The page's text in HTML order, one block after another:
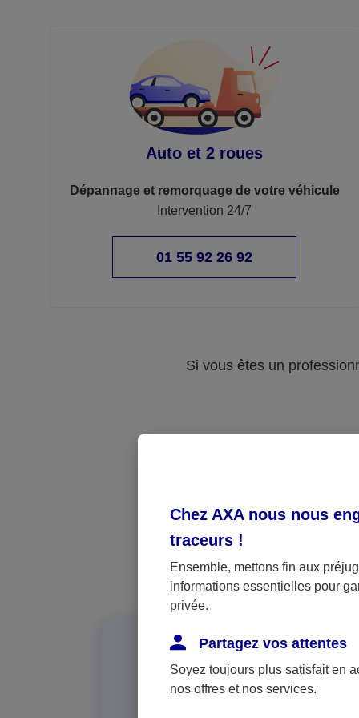
Auto et 2 roues
Dépannage et remorquage de votre véhicule
Intervention 24/7
01 55 92 26 92
Si vous êtes un
Chez AXA nous nous
traceurs !
Ensemble, mettons fin aux
informations essentielles pour
privée.
Partagez vos attentes
Soyez toujours plus satisfait en
nos offres et nos services.